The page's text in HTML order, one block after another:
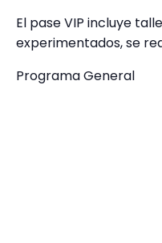
El pase VIP incluye
experimentados, se
Programa General